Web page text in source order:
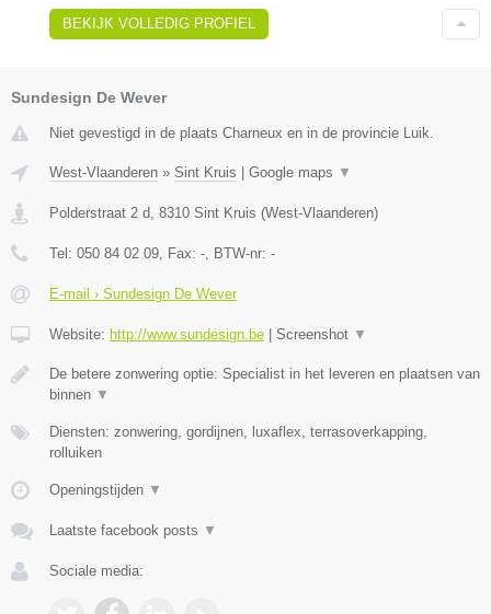
BEKIJK VOLLEDIG PROFIEL
Sundesign De Wever
Niet gevestigd in de plaats Charneux en in de provincie Luik.
West-Vlaanderen » Sint Kruis | Google maps ▼
Polderstraat 2 d 8310 Sint Kruis (West-Vlaanderen)
Tel: 050 84 02 09 , Fax: - , BTW-nr: -
E-mail › Sundesign De Wever
Website: http://www.sundesign.be | Screenshot ▼
De betere zonwering optie: Specialist in het leveren en plaatsen van
binnen ▼
Diensten: zonwering, gordijnen, luxaflex, terrasoverkapping,
rolluiken
Openingstijden ▼
Laatste facebook posts ▼
Sociale media: